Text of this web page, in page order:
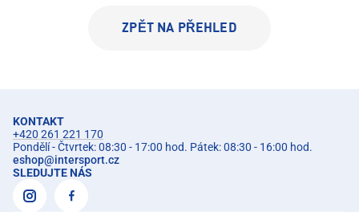
ZPĚT NA PŘEHLED
KONTAKT
+420 261 221 170
Pondělí - Čtvrtek: 08:30 - 17:00 hod. Pátek: 08:30 - 16:00 hod.
eshop@intersport.cz
SLEDUJTE NÁS